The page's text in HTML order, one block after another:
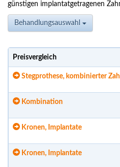
günstigen implantatgetragenen
Behandlungsauswahl
Preisvergleich
Stegprothese, kombinierter
Kombination
Kronen, Implantate
Kronen, Implantate